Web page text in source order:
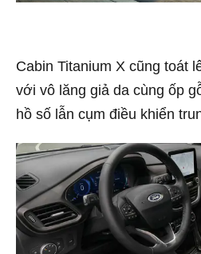
Cabin Titanium X cũng toát
với vô lăng giả da cùng ốp
hồ số lẫn cụm điều khiển